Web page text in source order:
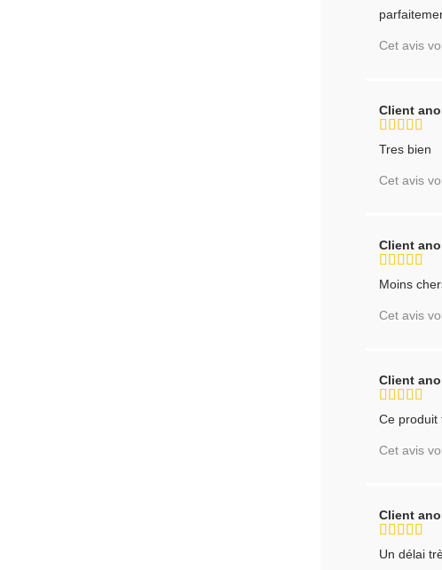
Cet avis
Client
Tres bien
Cet avis
Client
Moins
Cet avis
Client
Ce produit
Cet avis
Client
Un délai